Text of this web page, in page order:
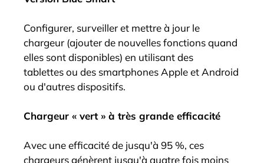
Configurer, surveiller et mettre à jour le
chargeur (ajouter de nouvelles fonctions quand
elles sont disponibles) en utilisant des
tablettes ou des smartphones Apple et Android
ou d'autres dispositifs.
Chargeur « vert » à très grande efficacité
Avec une efficacité de jusqu'à 95 %, ces
chargeurs génèrent jusqu'à quatre fois moins